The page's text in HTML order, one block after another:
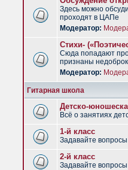
Здесь можно
проходят в ЦАПе
Модератор:
Стихи-
Сюда попадают
признаны
Модератор:
Гитарная школа
Детско-
Всё о занятиях
1-й класс
Задавайте
2-й класс
Задавайте